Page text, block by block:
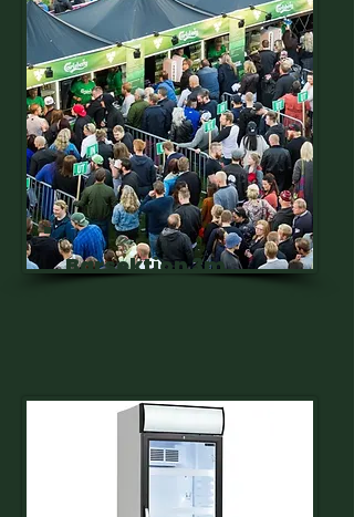
Barsektion 3m